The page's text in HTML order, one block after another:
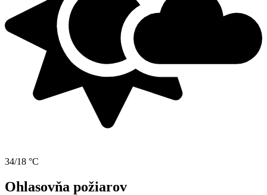
34/18 °C
Ohlasovňa požiarov